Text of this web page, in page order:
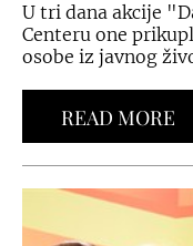
U tri dana akcije
Centeru one
osobe iz javnog
READ MORE